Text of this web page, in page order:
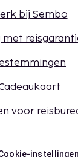
bij Sembo
met
voor
instellingen